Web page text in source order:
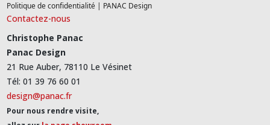
Politique de confidentialité | PANAC Design
Contactez-nous
Christophe Panac
Panac Design
21 Rue Auber, 78110 Le Vésinet
Tél: 01 39 76 60 01
design@panac.fr
Pour nous rendre visite,